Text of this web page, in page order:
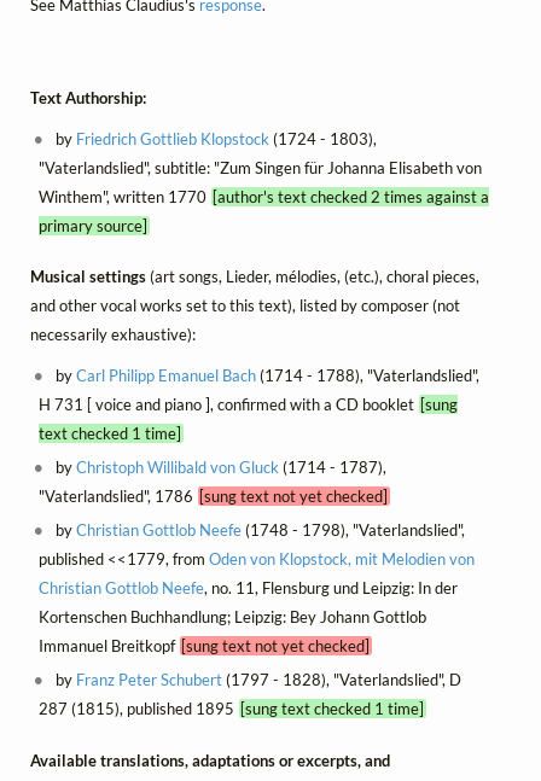
See Matthias Claudius's response.
Text Authorship:
by Friedrich Gottlieb Klopstock (1724 - 1803),
"Vaterlandslied", subtitle: "Zum Singen für Johanna Elisabeth von
Winthem", written 1770 [author's text checked 2 times against a
primary source]
Musical settings(art songs, Lieder, mélodies, (etc.), choral pieces,
and other vocal works set to this text), listed by composer (not
necessarily exhaustive):
byCarl Philipp Emanuel Bach(1714 - 1788), "Vaterlandslied",
H 731 [ voice and piano ], confirmed with a CD booklet [sung
text checked 1 time]
byChristoph Willibald von Gluck(1714 - 1787),
"Vaterlandslied", 1786 [sung text not yet checked]
byChristian Gottlob Neefe(1748 - 1798), "Vaterlandslied",
published <<1779, from Oden von Klopstock, mit Melodien von
Christian Gottlob Neefe, no. 11, Flensburg und Leipzig: In der
Kortenschen Buchhandlung; Leipzig: Bey Johann Gottlob
Immanuel Breitkopf [sung text not yet checked]
by Franz Peter Schubert(1797 - 1828), "Vaterlandslied", D
287 (1815), published 1895 [sung text checked 1 time]
Available translations, adaptations or excerpts, and